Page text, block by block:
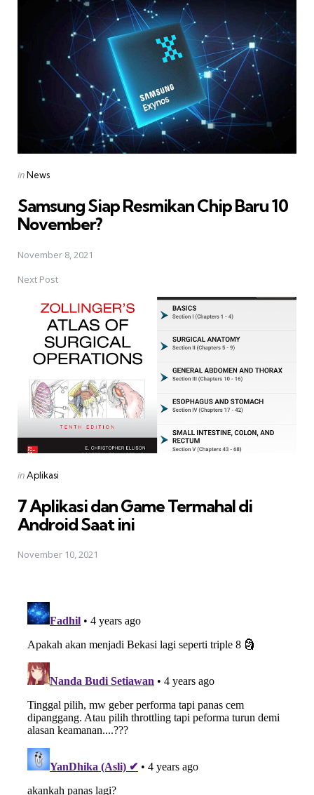
navigation
Posted
inNews
Samsung Siap Resmikan Chip Baru 10
November?
November 8, 2021
Next Post
Posted
inAplikasi
7 Aplikasi dan Game Termahal di
Android Saat ini
November 10, 2021